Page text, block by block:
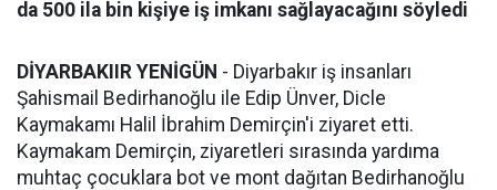
da 500 ila bin kişiye iş imkanı sağlayacağını söyledi
DİYARBAKIIR YENİGÜN - Diyarbakır iş insanları
Şahismail Bedirhanoğlu ile Edip Ünver, Dicle
Kaymakamı Halil İbrahim Demirçin'i ziyaret etti.
Kaymakam Demirçin, ziyaretleri sırasında yardıma
muhtaç çocuklara bot ve mont dağıtan Bedirhanoğlu